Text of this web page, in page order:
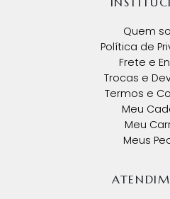
Quem
Política de
Frete e
Trocas e
Termos e
Meu
Meu
Meus